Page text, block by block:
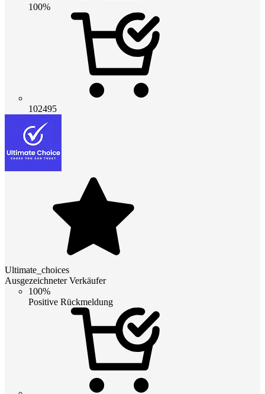
100%
102495
Ultimate_choices
Ausgezeichneter Verkäufer
100%
Positive Rückmeldung